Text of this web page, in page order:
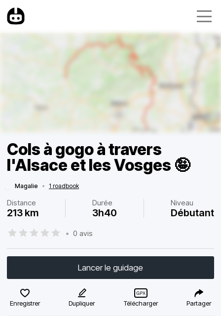
Cols à gogo à travers
l'Alsace et les Vosges 🤪
Magalie • 1 roadbook
Distance
213 km
Durée
3h40
Niveau
Débutant
• 0 avis
Lancer le guidage
Enregistrer Dupliquer Télécharger Partager